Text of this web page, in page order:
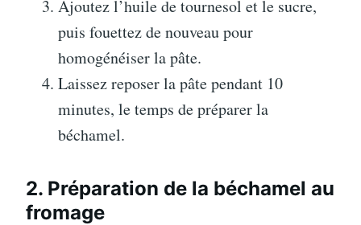
Ajoutez l’huile de tournesol et le sucre,
puis fouettez de nouveau pour
homogénéiser la pâte.
Laissez reposer la pâte pendant 10
minutes, le temps de préparer la
béchamel.
2. Préparation de la béchamel au
fromage